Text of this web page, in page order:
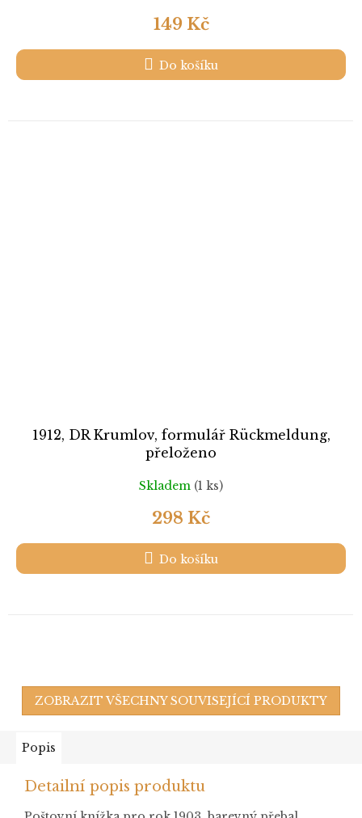
149 Kč
Do košíku
1912, DR Krumlov, formulář Rückmeldung,
přeloženo
Skladem (1 ks)
298 Kč
Do košíku
ZOBRAZIT VŠECHNY SOUVISEJÍCÍ PRODUKTY
Popis
Detailní popis produktu